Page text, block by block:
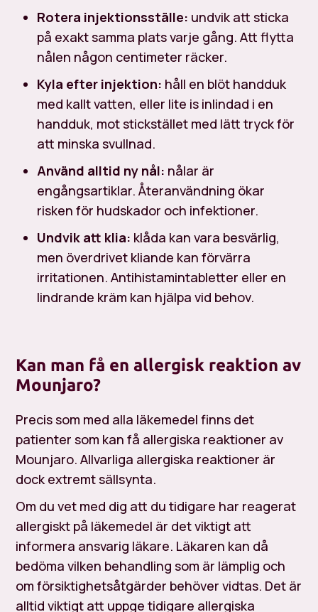
Rotera injektionsställe: undvik att sticka
på exakt samma plats varje gång. Att flytta
nålen någon centimeter räcker.
Kyla efter injektion: håll en blöt handduk
med kallt vatten, eller lite is inlindad i en
handduk, mot stickstället med lätt tryck för
att minska svullnad.
Använd alltid ny nål: nålar är
engångsartiklar. Återanvändning ökar
risken för hudskador och infektioner.
Undvik att klia: klåda kan vara besvärlig,
men överdrivet kliande kan förvärra
irritationen. Antihistamintabletter eller en
lindrande kräm kan hjälpa vid behov.
Kan man få en allergisk reaktion av
Mounjaro?
Precis som med alla läkemedel finns det
patienter som kan få allergiska reaktioner av
Mounjaro. Allvarliga allergiska reaktioner är
dock extremt sällsynta.
Om du vet med dig att du tidigare har reagerat
allergiskt på läkemedel är det viktigt att
informera ansvarig läkare. Läkaren kan då
bedöma vilken behandling som är lämplig och
om försiktighetsåtgärder behöver vidtas. Det är
alltid viktigt att uppge tidigare allergiska